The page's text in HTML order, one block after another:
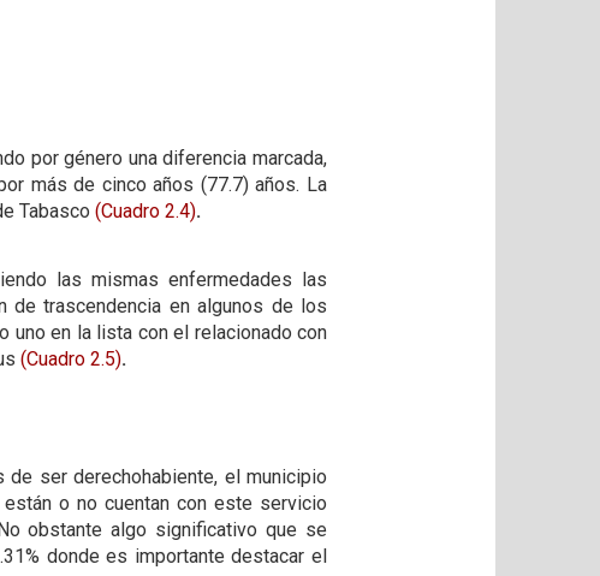
por género una diferencia marcada,
más de cinco años (77.7) años. La
Tabasco (Cuadro 2.4).
las mismas enfermedades las
de trascendencia en algunos de los
uno en la lista con el relacionado con
(Cuadro 2.5).
ser derechohabiente, el municipio
o no cuentan con este servicio
obstante algo significativo que se
donde es importante destacar el